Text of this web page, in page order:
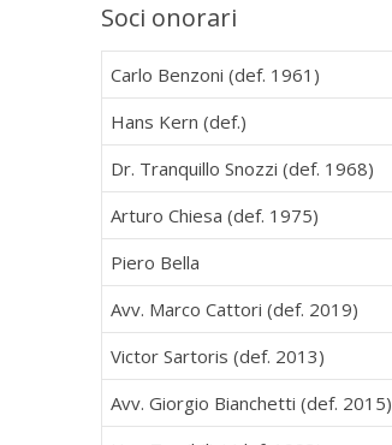
Soci onorari
Carlo Benzoni (def. 1961)
Hans Kern (def.)
Dr. Tranquillo Snozzi (def. 1968)
Arturo Chiesa (def. 1975)
Piero Bella
Avv. Marco Cattori (def. 2019)
Victor Sartoris (def. 2013)
Avv. Giorgio Bianchetti (def. 2015)